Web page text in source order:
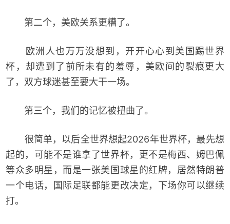
第二个，美欧关系更糟了。
欧洲人也万万没想到，开开心心到美国踢世界
杯，却遭到了前所未有的羞辱，美欧间的裂痕更大
了，双方球迷甚至要大干一场。
第三个，我们的记忆被扭曲了。
很简单，以后全世界想起2026年世界杯，最先想
起的，可能不是谁拿了世界杯，更不是梅西、姆巴佩
等众多明星，而是一张美国球星的红牌，居然特朗普
一个电话，国际足联都能更改决定，下场你可以继续
打。